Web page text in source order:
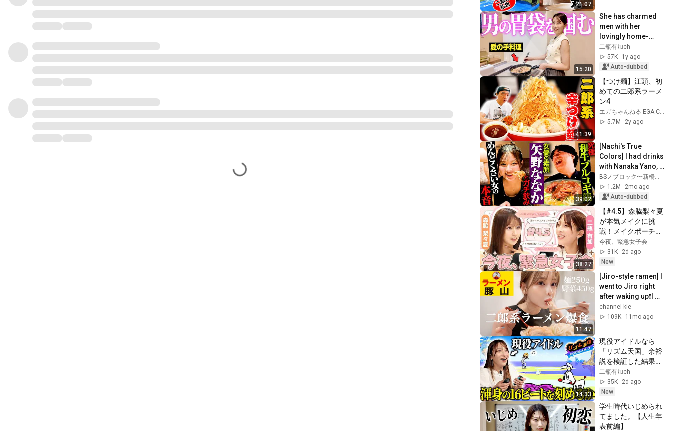
21:07
15:20
She has charmed
men with her
lovingly home-
cooked meals.
二瓶有加ch
57K
1y ago
Auto-dubbed
41:39
【つけ麺】江頭、初
めての二郎系ラーメ
ン4
エガちゃんねる EGA-CHANNEL
5.7M
2y ago
39:02
[Nachi's True
Colors] I had drinks
with Nanaka Yano,
who plays a "super
high-maintenance
girl," a...
BSノブロック〜新橋ヘロヘロ団〜
1.2M
2mo ago
Auto-dubbed
38:27
【#4.5】森脇梨々夏
が本気メイクに挑
戦！メイクポーチの
総額も大暴露！【二
瓶有加x森脇梨々
夏】
今夜、緊急女子会
31K
2d ago
New
11:47
[Jiro-style ramen] I
went to Jiro right
after waking up❗️I
ate a lot❗️
channel kie
109K
11mo ago
14:33
現役アイドルなら
「リズム天国」余裕
説を検証した結果…
二瓶有加ch
35K
2d ago
New
学生時代いじめられ
てました。【人生年
表前編】